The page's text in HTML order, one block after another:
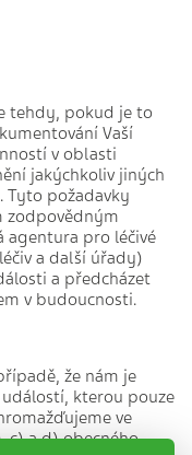
tehdy, pokud je to
Vaší
v oblasti
jakýchkoliv jiných
Tyto požadavky
zodpovědným
agentura pro léčivé
a další úřady)
a předcházet
v budoucnosti.
že nám je
kterou pouze
ve
c) a d) obecného